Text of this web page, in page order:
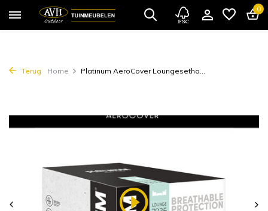
0
Terug Home Platinum AeroCover Loungesetho...